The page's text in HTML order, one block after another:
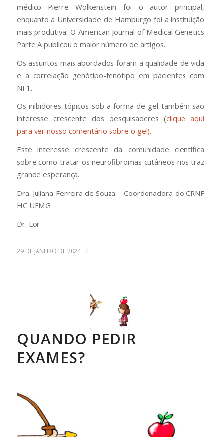
médico Pierre Wolkenstein foi o autor principal,
enquanto a Universidade de Hamburgo foi a instituição
mais produtiva. O American Journal of Medical Genetics
Parte A publicou o maior número de artigos.
Os assuntos mais abordados foram a qualidade de vida
e a correlação genótipo-fenótipo em pacientes com
NF1.
Os inibidores tópicos sob a forma de gel também são
interesse crescente dos pesquisadores (clique aqui
para ver nosso comentário sobre o gel).
Este interesse crescente da comunidade científica
sobre como tratar os neurofibromas cutâneos nos traz
grande esperança.
Dra. Juliana Ferreira de Souza – Coordenadora do CRNF
HC UFMG
Dr. Lor
29 DE JANEIRO DE 2024 /
QUANDO PEDIR
EXAMES?